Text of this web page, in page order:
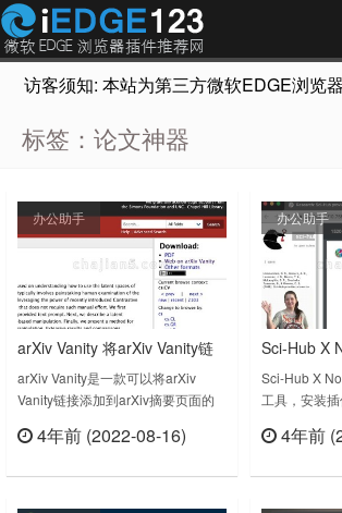
访客须知: 本站为第三方微软EDGE浏览
标签：论文神器
办公助手
arXiv Vanity 将arXiv Vanity链
接添加到arXiv摘要页面
arXiv Vanity是一款可以将arXiv
Vanity链接添加到arXiv摘要页面的
arXiv Vanity 链接添加到arXiv摘要页
面。Add an arXiv Vanity link to
4年前 (2022-08-16)
办公助手
Sci-Hub X
免费获取
Sci-Hub X
工具，安装
X Now!4年前